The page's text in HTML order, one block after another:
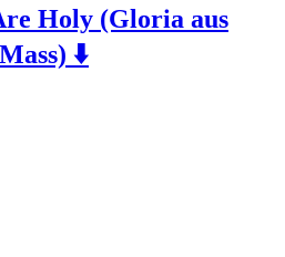
Holy (Gloria aus
⬇️